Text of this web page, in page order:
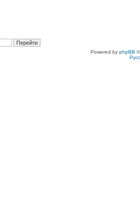
Powered by phpBB